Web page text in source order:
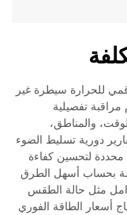
للحرارة سيطرة غير
تفصيلية
والمناطق،
دورية تسليط الضوء
محددة لتحسين كفاءة
بحساب أسهل الطرق
مثل حالة الطقس
أسعار الطاقة الفوري